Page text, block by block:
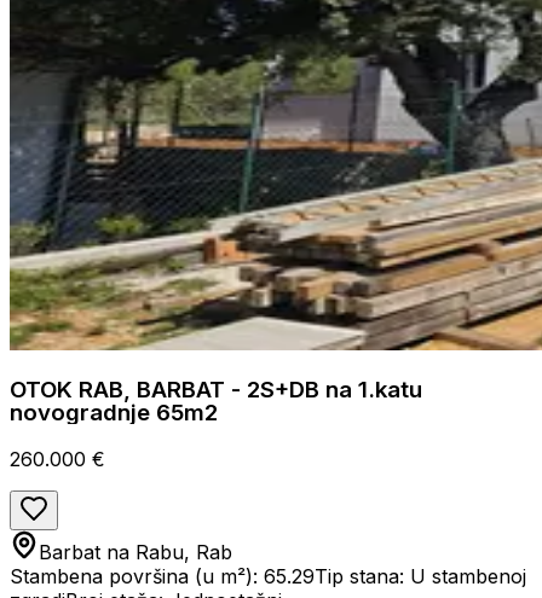
OTOK RAB, BARBAT - 2S+DB na 1.katu
novogradnje 65m2
260.000 €
Barbat na Rabu, Rab
Stambena površina (u m²): 65.29Tip stana: U stambenoj